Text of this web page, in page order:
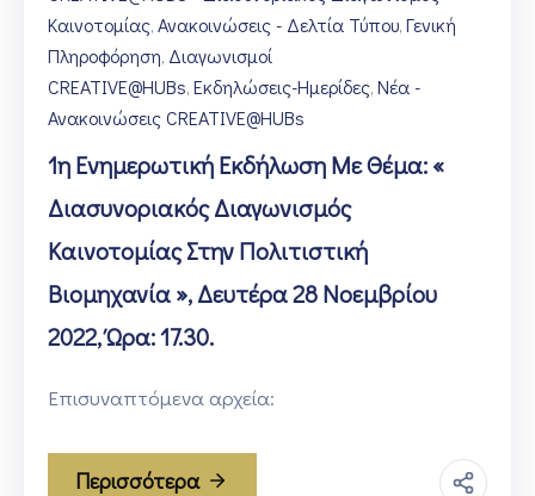
Καινοτομίας‚ Ανακοινώσεις - Δελτία Τύπου‚ Γενική
Πληροφόρηση‚ Διαγωνισμοί
CREATIVE@HUBs‚ Εκδηλώσεις-Ημερίδες‚ Νέα -
Ανακοινώσεις CREATIVE@HUBs
1η Ενημερωτική Εκδήλωση Με Θέμα: «
Διασυνοριακός Διαγωνισμός
Καινοτομίας Στην Πολιτιστική
Βιομηχανία », Δευτέρα 28 Νοεμβρίου
2022, Ώρα: 17.30.
Επισυναπτόμενα αρχεία:
Περισσότερα